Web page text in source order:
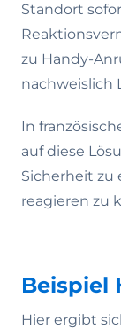
Standort
zu Handy-
nachweislich
In
auf diese
Sicherheit zu
reagieren zu
Beispiel
Hier ergibt